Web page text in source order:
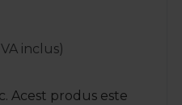
inclus)
Acest produs este